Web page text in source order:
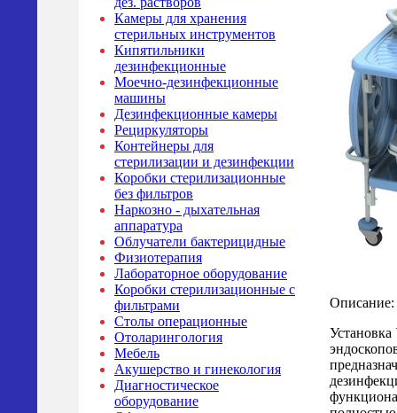
Камеры для хранения
стерильных инструментов
Кипятильники
дезинфекционные
Моечно-дезинфекционные
машины
Дезинфекционные камеры
Рециркуляторы
Контейнеры для
стерилизации и дезинфекции
Коробки стерилизационные
без фильтров
Наркозно - дыхательная
аппаратура
Облучатели бактерицидные
Физиотерапия
Лабораторное оборудование
Коробки стерилизационные с
фильтрами
Столы операционные
Отоларингология
Мебель
Акушерство и гинекология
Диагностическое
оборудование
Описание: